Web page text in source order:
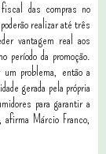
das compras no
realizar até três
vantagem real aos
período da promoção.
problema, então a
gerada pela própria
para garantir a
Márcio Franco,